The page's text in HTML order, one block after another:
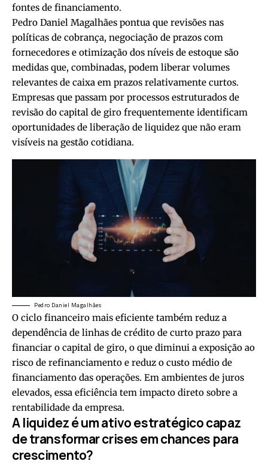
fontes de financiamento.
Pedro Daniel Magalhães pontua que revisões nas
políticas de cobrança, negociação de prazos com
fornecedores e otimização dos níveis de estoque são
medidas que, combinadas, podem liberar volumes
relevantes de caixa em prazos relativamente curtos.
Empresas que passam por processos estruturados de
revisão do capital de giro frequentemente identificam
oportunidades de liberação de liquidez que não eram
visíveis na gestão cotidiana.
Pedro Daniel Magalhães
O ciclo financeiro mais eficiente também reduz a
dependência de linhas de crédito de curto prazo para
financiar o capital de giro, o que diminui a exposição ao
risco de refinanciamento e reduz o custo médio de
financiamento das operações. Em ambientes de juros
elevados, essa eficiência tem impacto direto sobre a
rentabilidade da empresa.
A liquidez é um ativo estratégico capaz
de transformar crises em chances para
crescimento?